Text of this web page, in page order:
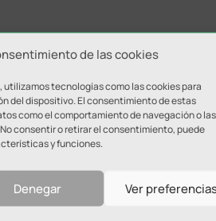
de las cookies
utilizamos tecnologías como las cookies para
del dispositivo. El consentimiento de estas
como el comportamiento de navegación o las
consentir o retirar el consentimiento, puede
y funciones.
Denegar Ver
previa al último partido que
posición desempeñaban su
Javi Bolo viene a completar el